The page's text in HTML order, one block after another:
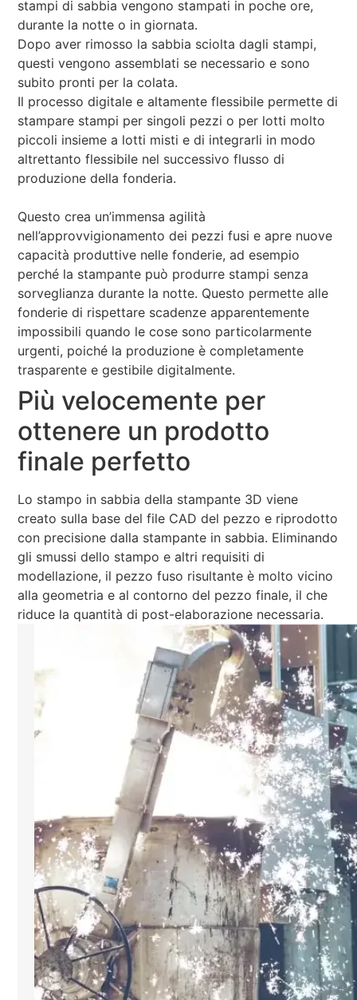
stampi di sabbia vengono stampati in poche ore,
durante la notte o in giornata.
Dopo aver rimosso la sabbia sciolta dagli stampi,
questi vengono assemblati se necessario e sono
subito pronti per la colata.
Il processo digitale e altamente flessibile permette di
stampare stampi per singoli pezzi o per lotti molto
piccoli insieme a lotti misti e di integrarli in modo
altrettanto flessibile nel successivo flusso di
produzione della fonderia.
Questo crea un’immensa agilità
nell’approvvigionamento dei pezzi fusi e apre nuove
capacità produttive nelle fonderie, ad esempio
perché la stampante può produrre stampi senza
sorveglianza durante la notte. Questo permette alle
fonderie di rispettare scadenze apparentemente
impossibili quando le cose sono particolarmente
urgenti, poiché la produzione è completamente
trasparente e gestibile digitalmente.
Più velocemente per
ottenere un prodotto
finale perfetto
Lo stampo in sabbia della stampante 3D viene
creato sulla base del file CAD del pezzo e riprodotto
con precisione dalla stampante in sabbia. Eliminando
gli smussi dello stampo e altri requisiti di
modellazione, il pezzo fuso risultante è molto vicino
alla geometria e al contorno del pezzo finale, il che
riduce la quantità di post-elaborazione necessaria.